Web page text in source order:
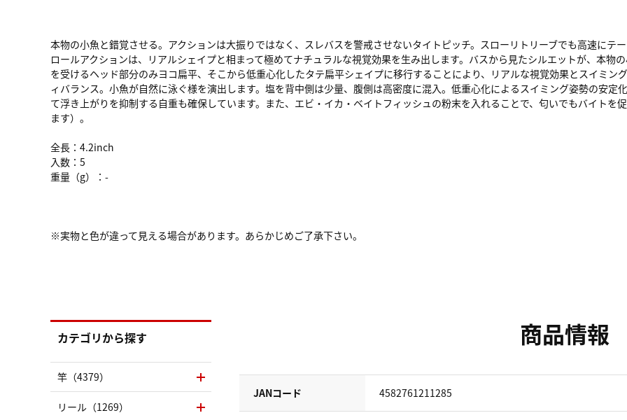
本物の小魚と錯覚させる。アクションは大振りではなく、スレバスを警戒させないタイトピッチ。スローリトリーブでも高速にテ
ロールアクションは、リアルシェイプと相まって極めてナチュラルな視覚効果を生み出します。バスから見たシルエットが、本物
を受けるヘッド部分のみヨコ扁平、そこから低重心化したタテ扁平シェイプに移行することにより、リアルな視覚効果とスイミ
ィバランス。小魚が自然に泳ぐ様を演出します。塩を背中側は少量、腹側は高密度に混入。低重心化によるスイミング姿勢の安定
て浮き上がりを抑制する自重も確保しています。また、エビ・イカ・ベイトフィッシュの粉末を入れることで、匂いでもバイトを
ます）。
全長：4.2inch
入数：5
重量（g）：-
※実物と色が違って見える場合があります。あらかじめご了承下さい。
商品情報
JANコード 4582761211285
カテゴリから探す
竿（4379）
リール（1269）